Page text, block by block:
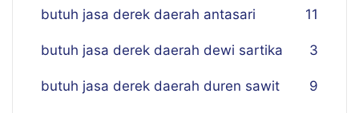
butuh jasa derek daerah antasari 11
butuh jasa derek daerah dewi sartika 3
butuh jasa derek daerah duren sawit 9